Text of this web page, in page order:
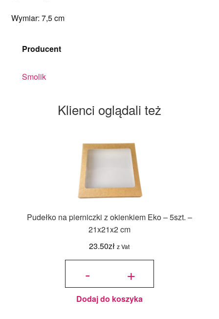
Wymiar: 7,5 cm
Producent
Smolik
Klienci oglądali też
Pudełko na pierniczki z okienkiem Eko – 5szt. –
21x21x2 cm
23.50zł z Vat
-
ilość
pierniczki
okienkiem
Eko -
5szt. -
cm
+
Dodaj do koszyka